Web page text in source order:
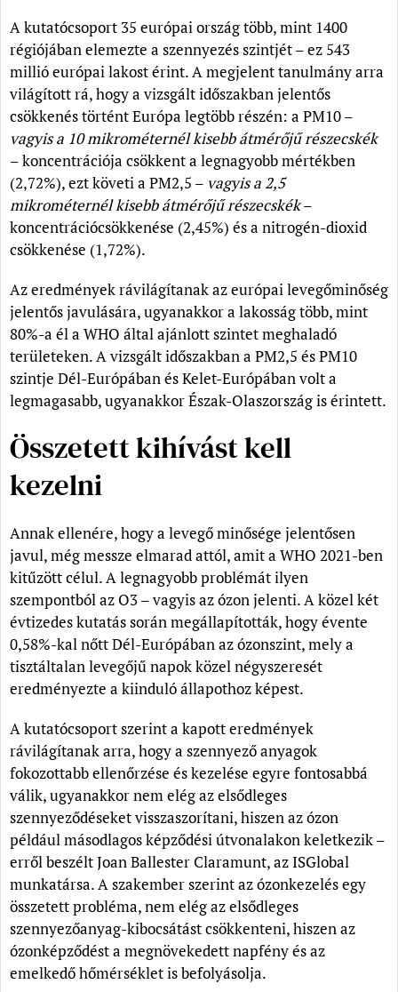
A kutatócsoport 35 európai ország több, mint 1400
régiójában elemezte a szennyezés szintjét – ez 543
millió európai lakost érint. A megjelent tanulmány arra
világított rá, hogy a vizsgált időszakban jelentős
csökkenés történt Európa legtöbb részén: a PM10 –
vagyis a 10 mikrométernél kisebb átmérőjű részecskék
– koncentrációja csökkent a legnagyobb mértékben
(2,72%), ezt követi a PM2,5 – vagyis a 2,5
mikrométernél kisebb átmérőjű részecskék–
koncentrációcsökkenése (2,45%) és a nitrogén-dioxid
csökkenése (1,72%).
Az eredmények rávilágítanak az európai levegőminőség
jelentős javulására, ugyanakkor a lakosság több, mint
80%-a él a WHO által ajánlott szintet meghaladó
területeken. A vizsgált időszakban a PM2,5 és PM10
szintje Dél-Európában és Kelet-Európában volt a
legmagasabb, ugyanakkor Észak-Olaszország is érintett.
Összetett kihívást kell
kezelni
Annak ellenére, hogy a levegő minősége jelentősen
javul, még messze elmarad attól, amit a WHO 2021-ben
kitűzött célul. A legnagyobb problémát ilyen
szempontból az O3 – vagyis az ózon jelenti. A közel két
évtizedes kutatás során megállapították, hogy évente
0,58%-kal nőtt Dél-Európában az ózonszint, mely a
tisztáltalan levegőjű napok közel négyszeresét
eredményezte a kiinduló állapothoz képest.
A kutatócsoport szerint a kapott eredmények
rávilágítanak arra, hogy a szennyező anyagok
fokozottabb ellenőrzése és kezelése egyre fontosabbá
válik, ugyanakkor nem elég az elsődleges
szennyeződéseket visszaszorítani, hiszen az ózon
például másodlagos képződési útvonalakon keletkezik –
erről beszélt Joan Ballester Claramunt, az ISGlobal
munkatársa. A szakember szerint az ózonkezelés egy
összetett probléma, nem elég az elsődleges
szennyezőanyag-kibocsátást csökkenteni, hiszen az
ózonképződést a megnövekedett napfény és az
emelkedő hőmérséklet is befolyásolja.